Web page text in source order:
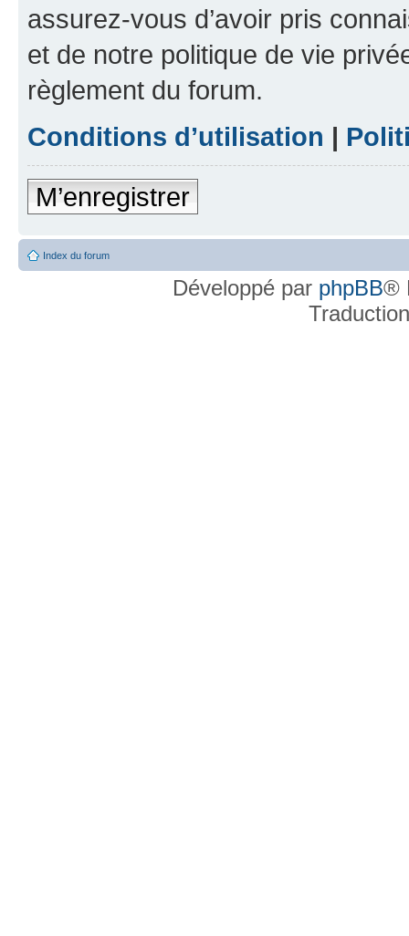
assurez-vous d’avoir pris
et de notre politique de vie
règlement du forum.
Conditions d’utilisation |
M’enregistrer
Index du forum
Développé par phpBB®